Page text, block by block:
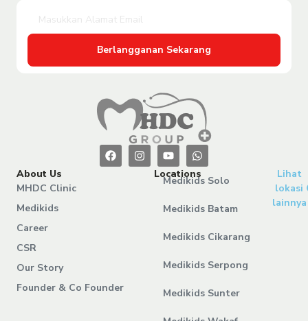
Berlangganan Sekarang
About Us
MHDC Clinic
Medikids
Career
CSR
Our Story
Founder & Co Founder
Locations
Medikids Solo
Medikids Batam
Medikids Cikarang
Medikids Serpong
Medikids Sunter
Lihat
lokasi
lainnya